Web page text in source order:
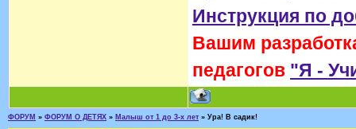
Инструкция по
Вашим
педагогов "Я -
ФОРУМ » ФОРУМ О ДЕТЯХ » Малыш от 1 до 3-х лет » Ура! В садик!